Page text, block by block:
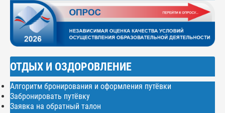
ОТДЫХ И ОЗДОРОВЛЕНИЕ
Алгоритм бронирования и оформления путёвки
Забронировать путёвку
Заявка на обратный талон